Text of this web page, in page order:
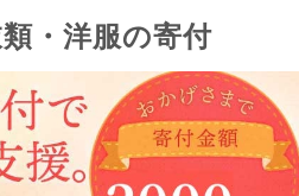
・洋服の寄付